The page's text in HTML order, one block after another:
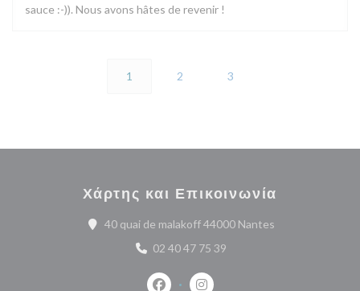
sauce :-)). Nous avons hâtes de revenir !
1 2 3
Χάρτης και Επικοινωνία
40 quai de malakoff 44000 Nantes((ανοίγει σε νέο
02 40 47 75 39